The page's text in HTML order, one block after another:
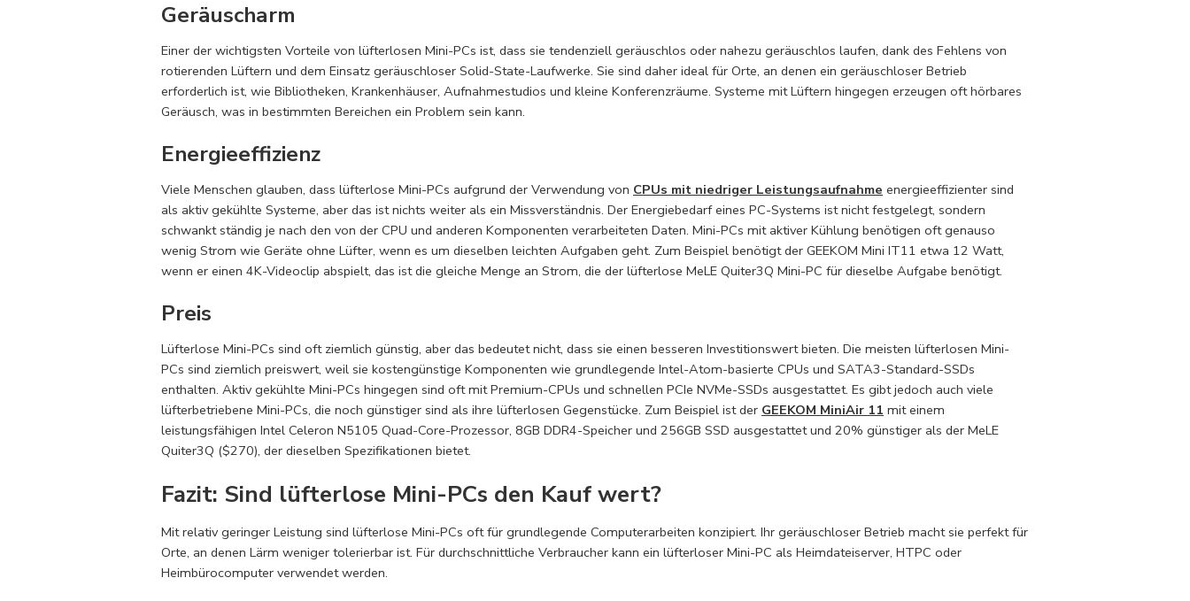
Geräuscharm
Einer der wichtigsten Vorteile von lüfterlosen Mini-PCs ist, dass sie tendenziell geräuschlos oder nahezu geräuschlos laufen, dank des Fehlens von
rotierenden Lüftern und dem Einsatz geräuschloser Solid-State-Laufwerke. Sie sind daher ideal für Orte, an denen ein geräuschloser Betrieb
erforderlich ist, wie Bibliotheken, Krankenhäuser, Aufnahmestudios und kleine Konferenzräume. Systeme mit Lüftern hingegen erzeugen oft hörbares
Geräusch, was in bestimmten Bereichen ein Problem sein kann.
Energieeffizienz
Viele Menschen glauben, dass lüfterlose Mini-PCs aufgrund der Verwendung von CPUs mit niedriger Leistungsaufnahme energieeffizienter sind
als aktiv gekühlte Systeme, aber das ist nichts weiter als ein Missverständnis. Der Energiebedarf eines PC-Systems ist nicht festgelegt, sondern
schwankt ständig je nach den von der CPU und anderen Komponenten verarbeiteten Daten. Mini-PCs mit aktiver Kühlung benötigen oft genauso
wenig Strom wie Geräte ohne Lüfter, wenn es um dieselben leichten Aufgaben geht. Zum Beispiel benötigt der GEEKOM Mini IT11 etwa 12 Watt,
wenn er einen 4K-Videoclip abspielt, das ist die gleiche Menge an Strom, die der lüfterlose MeLE Quiter3Q Mini-PC für dieselbe Aufgabe benötigt.
Preis
Lüfterlose Mini-PCs sind oft ziemlich günstig, aber das bedeutet nicht, dass sie einen besseren Investitionswert bieten. Die meisten lüfterlosen Mini-
PCs sind ziemlich preiswert, weil sie kostengünstige Komponenten wie grundlegende Intel-Atom-basierte CPUs und SATA3-Standard-SSDs
enthalten. Aktiv gekühlte Mini-PCs hingegen sind oft mit Premium-CPUs und schnellen PCIe NVMe-SSDs ausgestattet. Es gibt jedoch auch viele
lüfterbetriebene Mini-PCs, die noch günstiger sind als ihre lüfterlosen Gegenstücke. Zum Beispiel ist der GEEKOM MiniAir 11 mit einem
leistungsfähigen Intel Celeron N5105 Quad-Core-Prozessor, 8GB DDR4-Speicher und 256GB SSD ausgestattet und 20% günstiger als der MeLE
Quiter3Q ($270), der dieselben Spezifikationen bietet.
Fazit: Sind lüfterlose Mini-PCs den Kauf wert?
Mit relativ geringer Leistung sind lüfterlose Mini-PCs oft für grundlegende Computerarbeiten konzipiert. Ihr geräuschloser Betrieb macht sie perfekt für
Orte, an denen Lärm weniger tolerierbar ist. Für durchschnittliche Verbraucher kann ein lüfterloser Mini-PC als Heimdateiserver, HTPC oder
Heimbürocomputer verwendet werden.